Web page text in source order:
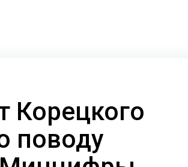
Корецкого
поводу